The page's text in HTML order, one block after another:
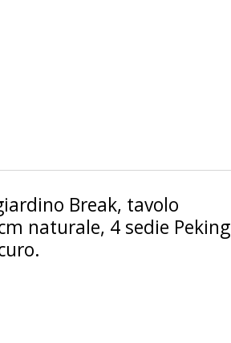
Break, tavolo
naturale, 4 sedie Peking